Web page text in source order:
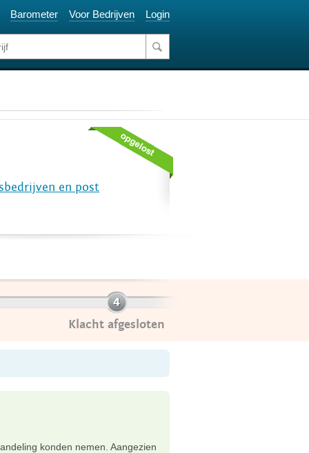
Barometer Voor Bedrijven Login
en post
Klacht afgesloten
konden nemen. Aangezien